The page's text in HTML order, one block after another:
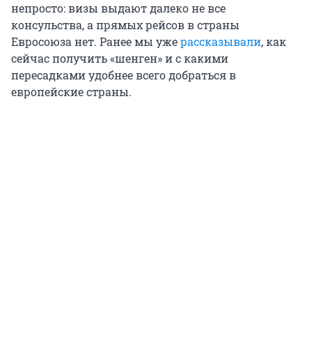
непросто: визы выдают далеко не все
консульства, а прямых рейсов в страны
Евросоюза нет. Ранее мы ужерассказывали, как
сейчас получить «шенген» и с какими
пересадками удобнее всего добраться в
европейские страны.